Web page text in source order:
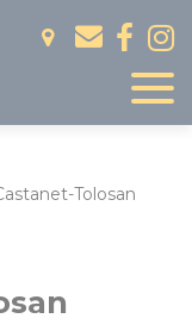
Tolosan